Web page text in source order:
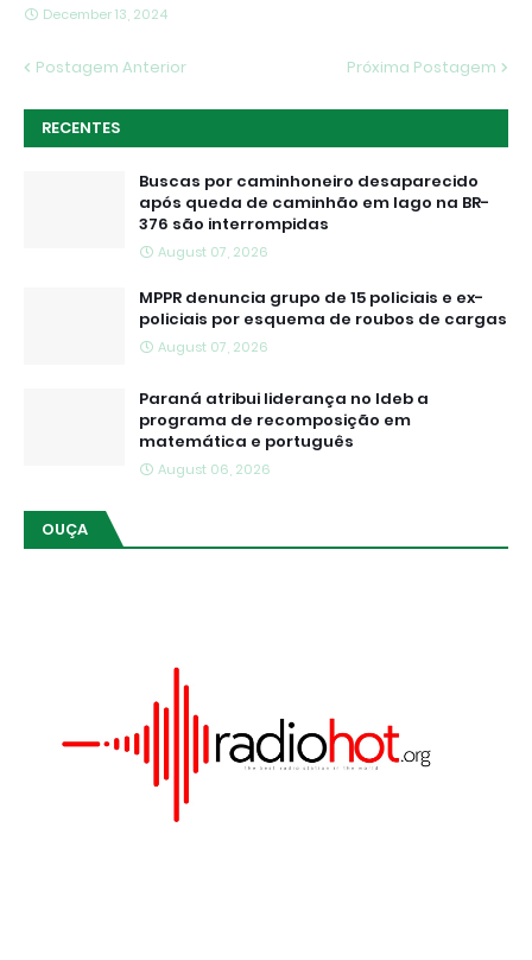
December 13, 2024
Postagem Anterior Próxima Postagem
RECENTES
Buscas por caminhoneiro desaparecido
após queda de caminhão em lago na BR-
376 são interrompidas
August 07, 2026
MPPR denuncia grupo de 15 policiais e ex-
policiais por esquema de roubos de cargas
August 07, 2026
Paraná atribui liderança no Ideb a
programa de recomposição em
matemática e português
August 06, 2026
OUÇA